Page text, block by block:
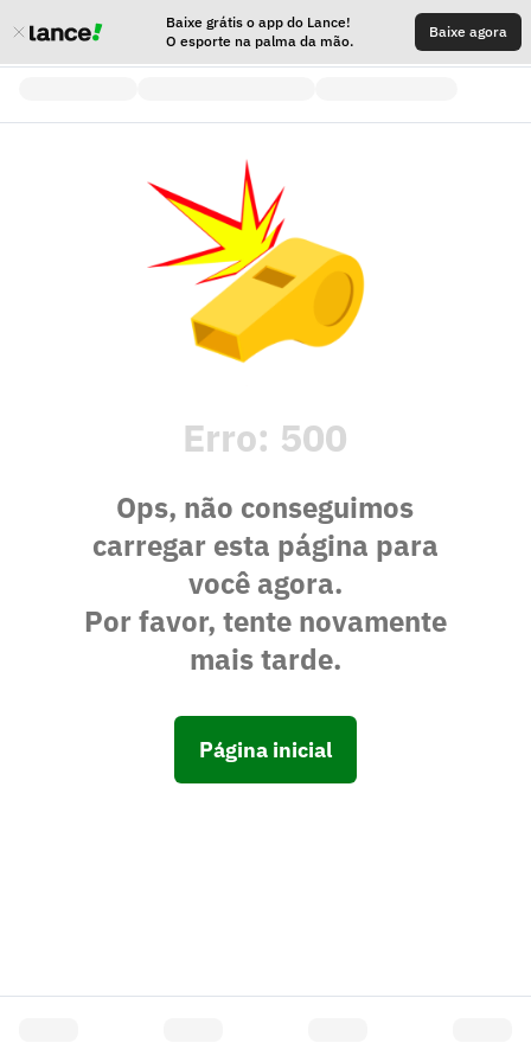
Baixe grátis o app do Lance!
O esporte na palma da mão.
Baixe agora
Erro: 500
Ops, não conseguimos
carregar esta página para
você agora.
Por favor, tente novamente
mais tarde.
Página inicial